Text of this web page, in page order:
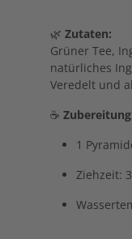
🌿 Zutaten:
Grüner Tee,
natürliches
Veredelt und
☕
1
Ziehzeit: